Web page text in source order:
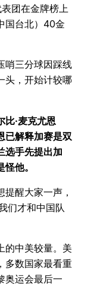
团在金牌榜上
国台北）40金
哨三分球因踩线
头，开始计较哪
比·麦克尤恩
已解释加赛是双
选手先提出加
他。
醒大家一声，
们才和中国队
的中美较量。美
多数国家最看重
奥运会最后一